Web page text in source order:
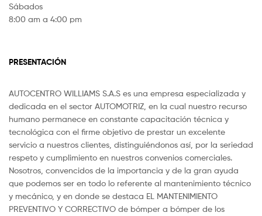
Sábados
8:00 am a 4:00 pm
PRESENTACIÓN
AUTOCENTRO WILLIAMS S.A.S es una empresa especializada y
dedicada en el sector AUTOMOTRIZ, en la cual nuestro recurso
humano permanece en constante capacitación técnica y
tecnológica con el firme objetivo de prestar un excelente
servicio a nuestros clientes, distinguiéndonos así, por la seriedad
respeto y cumplimiento en nuestros convenios comerciales.
Nosotros, convencidos de la importancia y de la gran ayuda
que podemos ser en todo lo referente al mantenimiento técnico
y mecánico, y en donde se destaca EL MANTENIMIENTO
PREVENTIVO Y CORRECTIVO de bómper a bómper de los